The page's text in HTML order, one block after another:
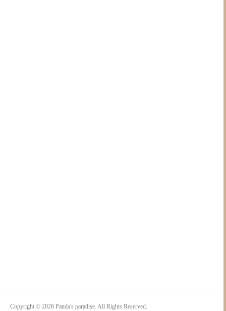
Copyright © 2026 Panda's paradise. All Rights Reserved.